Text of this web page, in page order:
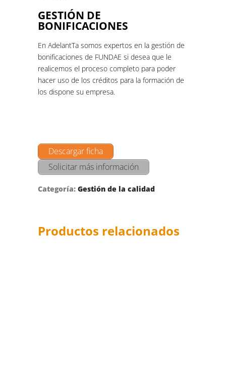
GESTIÓN DE
BONIFICACIONES
En AdelantTa somos expertos en la gestión de
bonificaciones de FUNDAE si desea que le
realicemos el proceso completo para poder
hacer uso de los créditos para la formación de
los dispone su empresa.
Descargar ficha
Solicitar más información
Categoría: Gestión de la calidad
Productos relacionados